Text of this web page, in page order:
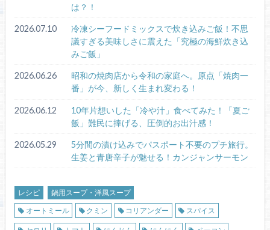
は？！
2026.07.10
冷凍シーフードミックスで炊き込みご飯！不思
議すぎる美味しさに震えた「究極の海鮮炊き込
みご飯」
2026.06.26
昭和の焼肉店から令和の家庭へ。原点「焼肉一
番」が今、新しく生まれ変わる！
2026.06.12
10年片想いした「冷や汁」食べてみた！「夏ご
飯」難民に捧げる、圧倒的お出汁感！
2026.05.29
5分間の漬け込みでパスポート不要のプチ旅行。
生姜と青唐辛子が魅せる！カンジャンサーモン
レシピ
鍋用スープ・洋風スープ
オートミール
クミン コリアンダー スパイス